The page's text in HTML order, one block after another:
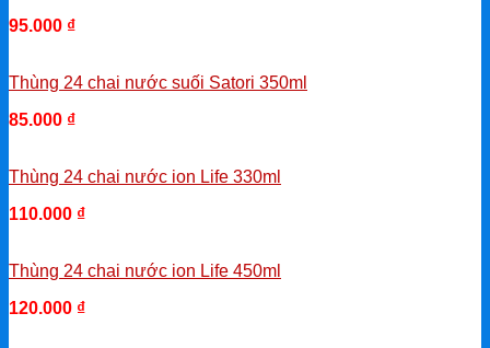
95.000 ₫
Thùng 24 chai nước suối Satori 350ml
85.000 ₫
Thùng 24 chai nước ion Life 330ml
110.000 ₫
Thùng 24 chai nước ion Life 450ml
120.000 ₫